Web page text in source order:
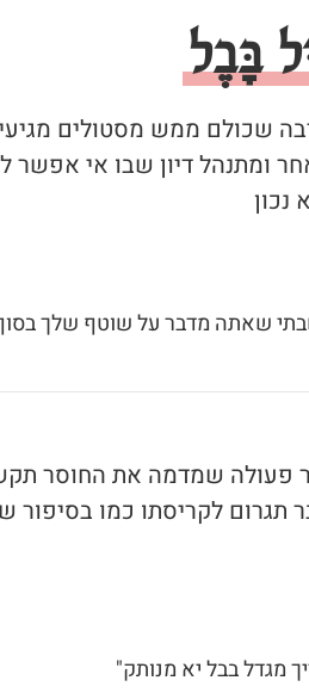
בָּבֶל
שכולם ממש מסטולים
ומתנהל דיון שבו אי אפשר
שאתה מדבר על שוטף שלך
פעולה שמדמה את החוסר
תגרום לקריסתו כמו בסיפור
מגדל בבל יא מנותק"